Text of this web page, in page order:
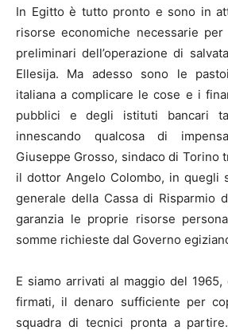
In Egitto è tutto pronto e sono in
risorse economiche necessarie
preliminari dell’operazione di
Ellesija. Ma adesso sono le
italiana a complicare le cose e i
pubblici e degli istituti bancari
innescando qualcosa di
Giuseppe Grosso, sindaco di Torino
il dottor Angelo Colombo, in quegli
generale della Cassa di Risparmio
garanzia le proprie risorse
somme richieste dal Governo
E siamo arrivati al maggio del
firmati, il denaro sufficiente per
squadra di tecnici pronta a